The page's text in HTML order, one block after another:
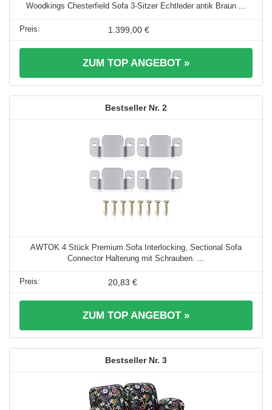
Woodkings Chesterfield Sofa 3-Sitzer Echtleder antik Braun ...
1.399,00 €
ZUM TOP ANGEBOT »
2
AWTOK 4 Stück Premium Sofa Interlocking, Sectional Sofa
Connector Halterung mit Schrauben. ...
20,83 €
ZUM TOP ANGEBOT »
3